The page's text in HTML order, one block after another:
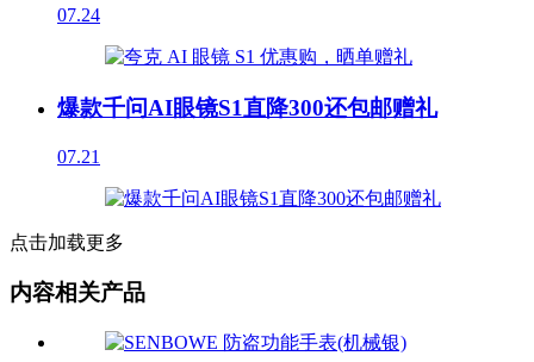
07.24
爆款千问AI眼镜S1直降300还包邮赠礼
07.21
点击加载更多
内容相关产品